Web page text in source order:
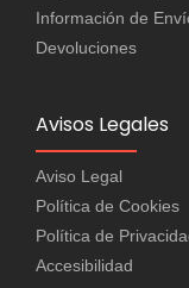
Información de
Devoluciones
Avisos Legales
Aviso Legal
Política de Cookies
Política de
Accesibilidad